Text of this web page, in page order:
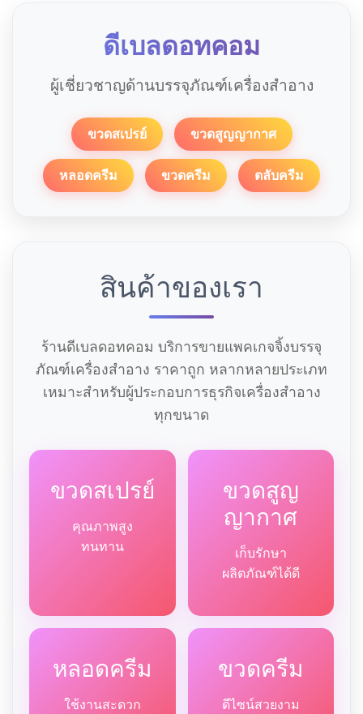
ดีเบลดอทคอม
ผู้เชี่ยวชาญด้านบรรจุภัณฑ์เครื่องสำอาง
ขวดสเปรย์ ขวดสูญญากาศ
หลอดครีม ขวดครีม ตลับครีม
สินค้าของเรา
ร้านดีเบลดอทคอม บริการขายแพคเกจจิ้งบรรจุ
ภัณฑ์เครื่องสำอาง ราคาถูก หลากหลายประเภท
เหมาะสำหรับผู้ประกอบการธุรกิจเครื่องสำอาง
ทุกขนาด
ขวดสเปรย์
คุณภาพสูง
ทนทาน
ขวดสูญ
ญากาศ
เก็บรักษา
ผลิตภัณฑ์ได้ดี
หลอดครีม
ใช้งานสะดวก
ขวดครีม
ดีไซน์สวยงาม